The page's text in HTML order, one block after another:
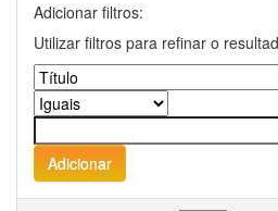
Adicionar filtros:
Utilizar filtros para refinar o